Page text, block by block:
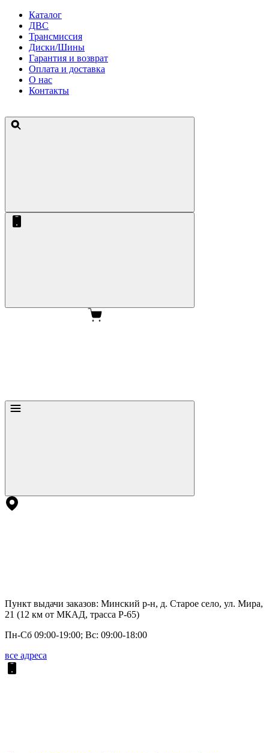
Каталог
ДВС
Трансмиссия
Диски/Шины
Гарантия и возврат
Оплата и доставка
О нас
Контакты
Пункт выдачи заказов: Минский р-н, д. Старое село, ул. Мира,
21 (12 км от МКАД, трасса P-65)
Пн-Сб 09:00-19:00; Вс: 09:00-18:00
все адреса